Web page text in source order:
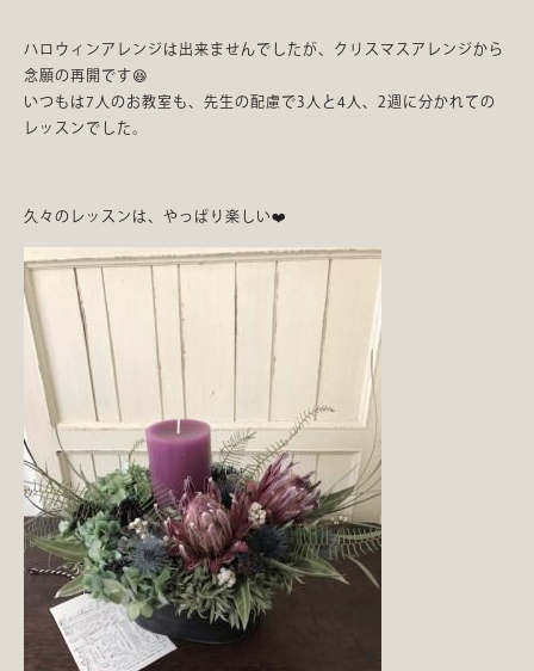
ハロウィンアレンジは出来ませんでしたが、クリスマスアレンジから
念願の再開です😆
いつもは7人のお教室も、先生の配慮で3人と4人、2週に分かれての
レッスンでした。
久々のレッスンは、やっぱり楽しい❤️